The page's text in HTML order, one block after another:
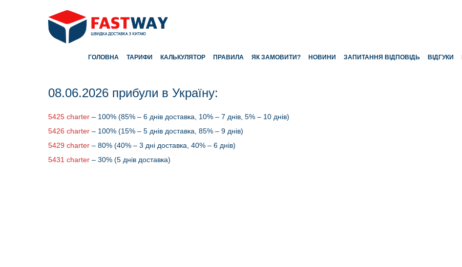
ВІДГУКИ
ЗАПИТАННЯ ВІДПОВІДЬ
НОВИНИ
ЯК ЗАМОВИТИ?
ПРАВИЛА
КАЛЬКУЛЯТОР
ТАРИФИ
ГОЛОВНА
08.06.2026 прибули в Україну:
5425 charter – 100% (85% – 6 днів доставка, 10% – 7 днів, 5% – 10 днів)
5426 charter – 100% (15% – 5 днів доставка, 85% – 9 днів)
5429 charter – 80% (40% – 3 дні доставка, 40% – 6 днів)
5431 charter – 30% (5 днів доставка)